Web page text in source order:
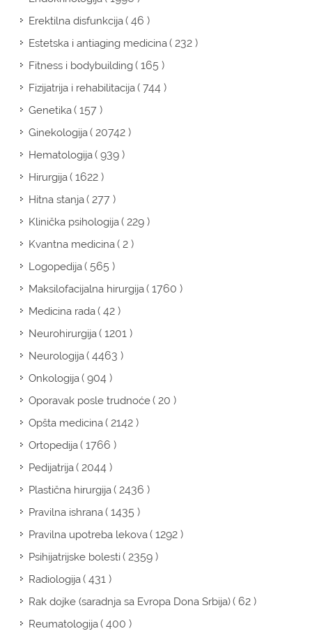
Erektilna disfunkcija( 46 )
Estetska i antiaging medicina( 232 )
Fitness i bodybuilding( 165 )
Fizijatrija i rehabilitacija( 744 )
Genetika( 157 )
Ginekologija( 20742 )
Hematologija( 939 )
Hirurgija( 1622 )
Hitna stanja( 277 )
Klinička psihologija( 229 )
Kvantna medicina( 2 )
Logopedija( 565 )
Maksilofacijalna hirurgija( 1760 )
Medicina rada( 42 )
Neurohirurgija( 1201 )
Neurologija( 4463 )
Onkologija( 904 )
Oporavak posle trudnoće( 20 )
Opšta medicina( 2142 )
Ortopedija( 1766 )
Pedijatrija( 2044 )
Plastična hirurgija( 2436 )
Pravilna ishrana( 1435 )
Pravilna upotreba lekova( 1292 )
Psihijatrijske bolesti( 2359 )
Radiologija( 431 )
Rak dojke (saradnja sa Evropa Dona Srbija)( 62 )
Reumatologija( 400 )